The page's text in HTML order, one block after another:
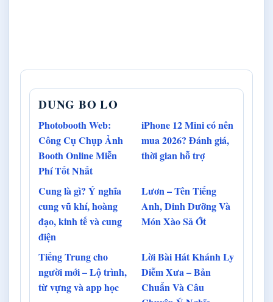
DUNG BO LO
Photobooth Web:
Công Cụ Chụp Ảnh
Booth Online Miễn
Phí Tốt Nhất
iPhone 12 Mini có nên
mua 2026? Đánh giá,
thời gian hỗ trợ
Cung là gì? Ý nghĩa
cung vũ khí, hoàng
đạo, kinh tế và cung
điện
Lươn – Tên Tiếng
Anh, Dinh Dưỡng Và
Món Xào Sả Ớt
Tiếng Trung cho
người mới – Lộ trình,
từ vựng và app học
Lời Bài Hát Khánh Ly
Diễm Xưa – Bản
Chuẩn Và Câu